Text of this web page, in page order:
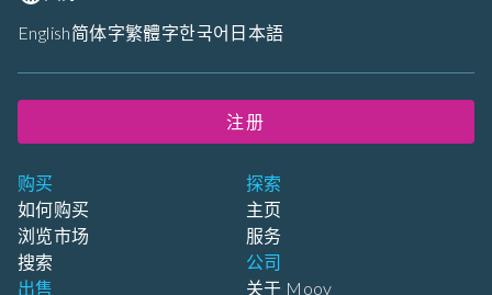
购买
如何购买
浏览市场
搜索
出售
探索
主页
服务
公司
关于 Moov
English简体字繁體字한국어 日本語
注册